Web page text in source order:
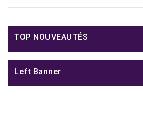
TOP NOUVEAUTÉS
Left Banner